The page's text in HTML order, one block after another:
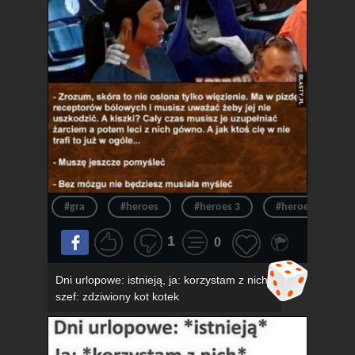
#gra #heroes #heroes 3 #heroes of
1 0
Dni urlopowe: istnieją, ja: korzystam z nich,
szef: zdziwiony kot kotek